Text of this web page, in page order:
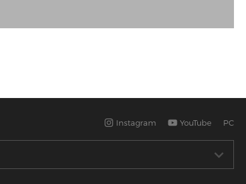
Instagram YouTube PC